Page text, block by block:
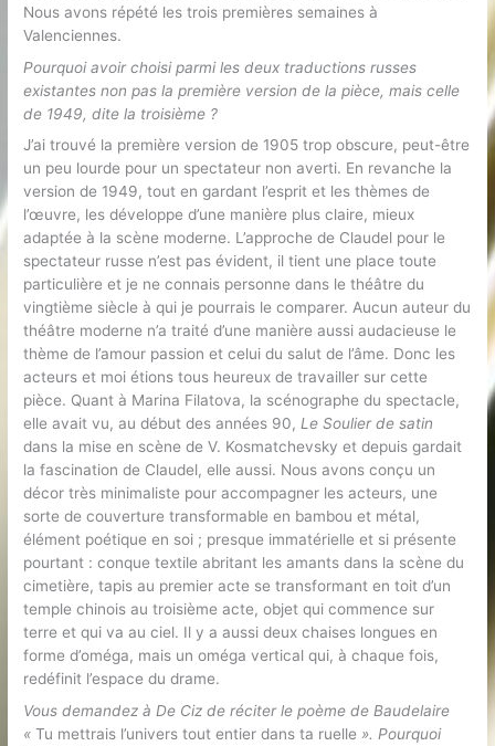
Nous avons répété les trois premières semaines à
Valenciennes.
Pourquoi avoir choisi parmi les deux traductions russes
existantes non pas la première version de la pièce, mais celle
de 1949, dite la troisième ?
J’ai trouvé la première version de 1905 trop obscure, peut-être
un peu lourde pour un spectateur non averti. En revanche la
version de 1949, tout en gardant l’esprit et les thèmes de
l’œuvre, les développe d’une manière plus claire, mieux
adaptée à la scène moderne. L’approche de Claudel pour le
spectateur russe n’est pas évident, il tient une place toute
particulière et je ne connais personne dans le théâtre du
vingtième siècle à qui je pourrais le comparer. Aucun auteur du
théâtre moderne n’a traité d’une manière aussi audacieuse le
thème de l’amour passion et celui du salut de l’âme. Donc les
acteurs et moi étions tous heureux de travailler sur cette
pièce. Quant à Marina Filatova, la scénographe du spectacle,
elle avait vu, au début des années 90, Le Soulier de satin
dans la mise en scène de V. Kosmatchevsky et depuis gardait
la fascination de Claudel, elle aussi. Nous avons conçu un
décor très minimaliste pour accompagner les acteurs, une
sorte de couverture transformable en bambou et métal,
élément poétique en soi ; presque immatérielle et si présente
pourtant : conque textile abritant les amants dans la scène du
cimetière, tapis au premier acte se transformant en toit d’un
temple chinois au troisième acte, objet qui commence sur
terre et qui va au ciel. Il y a aussi deux chaises longues en
forme d’oméga, mais un oméga vertical qui, à chaque fois,
redéfinit l’espace du drame.
Vous demandez à De Ciz de réciter le poème de Baudelaire
«Tu mettrais l’univers tout entier dans ta ruelle». Pourquoi